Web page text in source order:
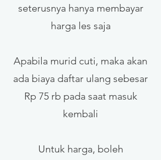
seterusnya hanya membayar
harga les saja
Apabila murid cuti, maka akan
ada biaya daftar ulang sebesar
Rp 75 rb pada saat masuk
kembali
Untuk harga, boleh